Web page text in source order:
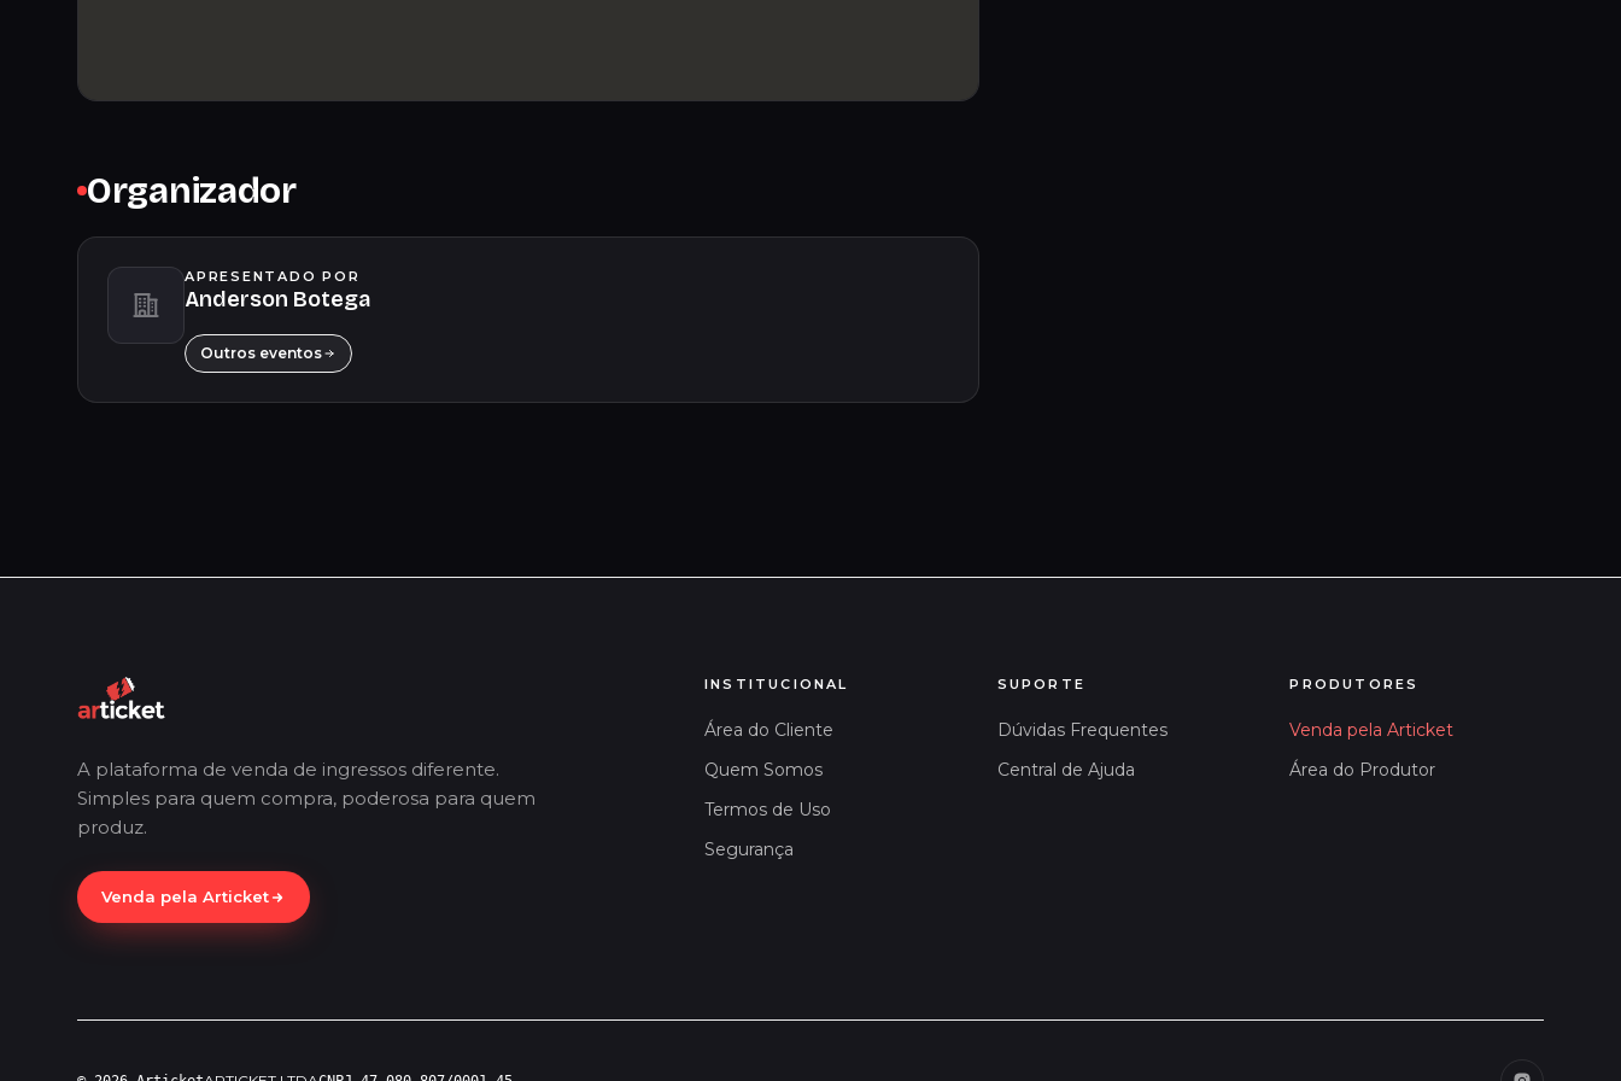
Organizador
APRESENTADO POR
Anderson Botega
Outros eventos
A plataforma de venda de ingressos diferente.
Simples para quem compra, poderosa para quem
produz.
Venda pela Articket
INSTITUCIONAL
Área do Cliente
Quem Somos
Termos de Uso
Segurança
SUPORTE
Dúvidas Frequentes
Central de Ajuda
PRODUTORES
Venda pela Articket
Área do Produtor